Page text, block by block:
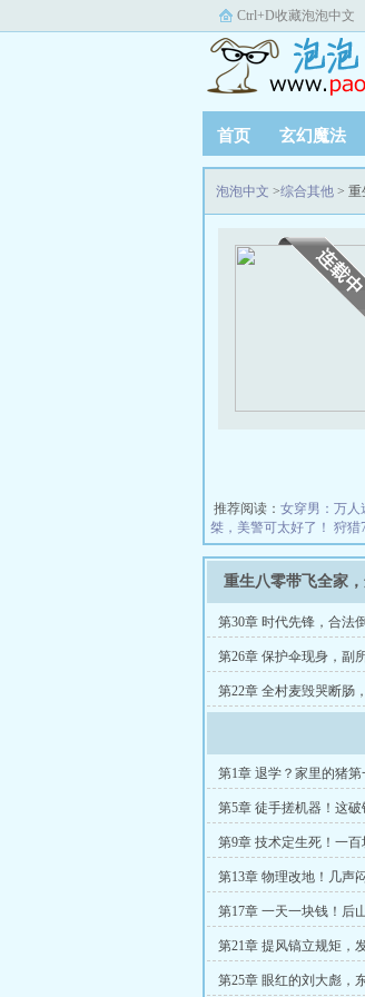
Ctrl+D收藏泡泡中文
首页 玄幻魔法
泡泡中文 >综合其他 > 重
推荐阅读： 女穿男：万人
桀，美警可太好了！ 狩猎
重生八零带飞全家
第30章 时代先锋，合法
第26章 保护伞现身，副
第22章 全村麦毁哭断肠
第1章 退学？家里的猪第
第5章 徒手搓机器！这破
第9章 技术定生死！一
第13章 物理改地！几声
第17章 一天一块钱！后
第21章 提风镐立规矩，
第25章 眼红的刘大彪，